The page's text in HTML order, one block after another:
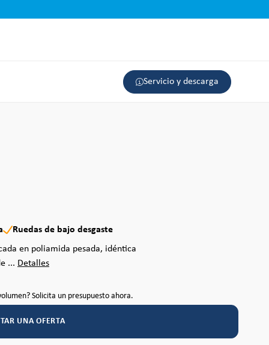
Servicio y descarga
Ruedas de bajo desgaste
en poliamida pesada, idéntica
... Detalles
Solicita un presupuesto ahora.
UNA OFERTA